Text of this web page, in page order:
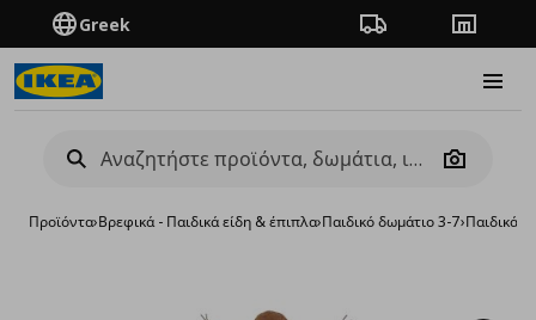
Greek Πορεία παραγγελίας
Camera
Προϊόντα›Βρεφικά - Παιδικά είδη & έπιπλα›Παιδικό δωμάτιο 3-7›Παιδικά